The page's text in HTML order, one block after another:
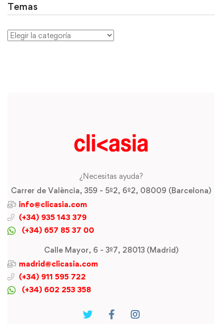
Temas
¿Necesitas ayuda?
Carrer de València, 359 - 5º2, 6º2, 08009 (Barcelona)
info@clicasia.com
(+34) 935 143 379
(+34) 657 85 37 00
Calle Mayor, 6 - 3º7, 28013 (Madrid)
madrid@clicasia.com
(+34) 911 595 722
(+34) 602 253 358